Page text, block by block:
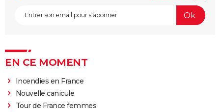
EN CE MOMENT
Incendies en France
Nouvelle canicule
Tour de France femmes